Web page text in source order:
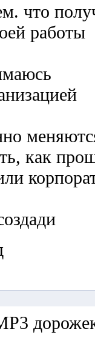
что
работы
как